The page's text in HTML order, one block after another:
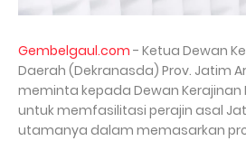
Gembelgaul.com - Ketua Dewan
Daerah (Dekranasda) Prov. Jatim
meminta kepada Dewan Kerajinan
untuk memfasilitasi perajin asal
utamanya dalam memasarkan